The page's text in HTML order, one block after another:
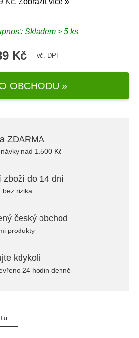
Kč. Zobrazit více »
Skladem > 5 ks
Kč vč. DPH
OBCHODU »
ZDARMA
nad 1.500 Kč
zboží do 14 dní
bez rizika
český obchod
produkty
kdykoli
24 hodin denně